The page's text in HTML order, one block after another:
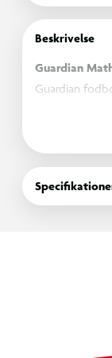
Beskrivelse
Guardian
Guardian
stålramme
velegnet til